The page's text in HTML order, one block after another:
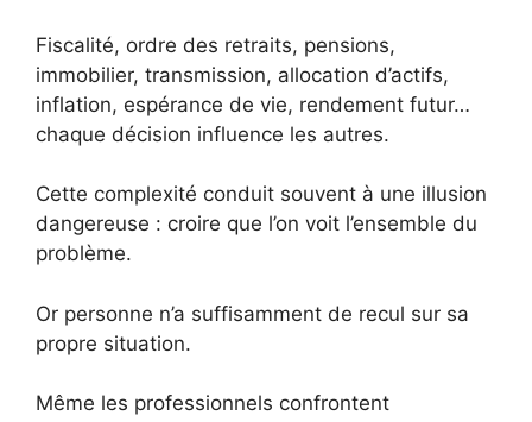
Fiscalité, ordre des retraits, pensions,
immobilier, transmission, allocation d’actifs,
inflation, espérance de vie, rendement futur…
chaque décision influence les autres.
Cette complexité conduit souvent à une illusion
dangereuse : croire que l’on voit l’ensemble du
problème.
Or personne n’a suffisamment de recul sur sa
propre situation.
Même les professionnels confrontent